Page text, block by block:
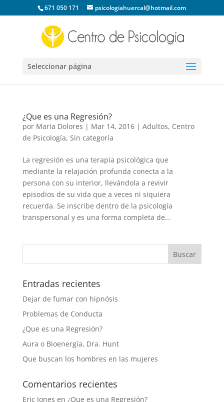
671 050 171 psicologiahuercal@hotmail.com
Seleccionar página
¿Que es una Regresión?
por Maria Dolores | Mar 14, 2016| Adultos, Centro
de Psicología, Sin categoría
La regresión es una terapia psicológica que
mediante la relajación profunda conecta a la
persona con su interior, llevándola a revivir
episodios de su vida que a veces ni siquiera
recuerda. Se inscribe dentro de la psicología
transpersonal y es una forma completa de...
Entradas recientes
Dejar de fumar con hipnósis
Problemas de Conducta
¿Que es una Regresión?
Aura o Bioenergía, Dra. Hunt
Que buscan los hombres en las mujeres
Comentarios recientes
Eric Jones en ¿Que es una Regresión?